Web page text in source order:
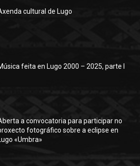
cultural de Lugo
feita en Lugo 2000 – 2025, parte I
a convocatoria para participar no
fotográfico sobre a eclipse en
«Umbra»